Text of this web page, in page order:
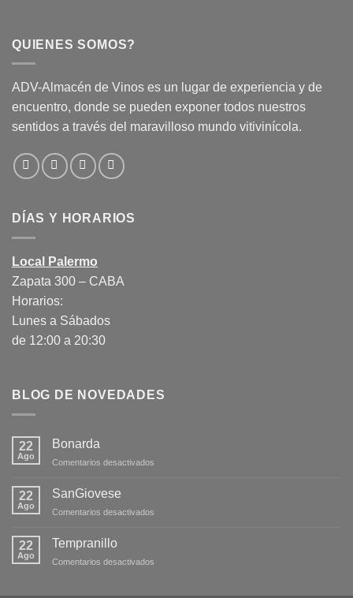
QUIENES SOMOS?
ADV-Almacén de Vinos es un lugar de experiencia y de
encuentro, donde se pueden exponer todos nuestros
sentidos a través del maravilloso mundo vitivinícola.
DÍAS Y HORARIOS
Local Palermo
Zapata 300 – CABA
Horarios:
Lunes a Sábados
de 12:00 a 20:30
BLOG DE NOVEDADES
22
Ago
Bonarda
Comentarios desactivados
22
Ago
SanGiovese
Comentarios desactivados
22
Ago
Tempranillo
Comentarios desactivados